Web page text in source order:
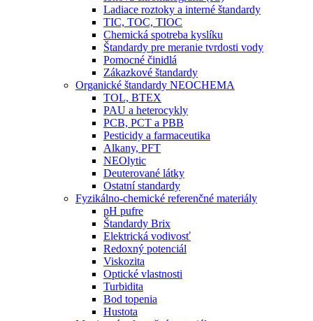
Ladiace roztoky a interné štandardy
TIC, TOC, TIOC
Chemická spotreba kyslíku
Štandardy pre meranie tvrdosti vody
Pomocné činidlá
Zákazkové štandardy
Organické štandardy NEOCHEMA
TOL, BTEX
PAU a heterocykly
PCB, PCT a PBB
Pesticidy a farmaceutika
Alkany, PFT
NEOlytic
Deuterované látky
Ostatní standardy
Fyzikálno-chemické referenčné materiály
pH pufre
Štandardy Brix
Elektrická vodivosť
Redoxný potenciál
Viskozita
Optické vlastnosti
Turbidita
Bod topenia
Hustota